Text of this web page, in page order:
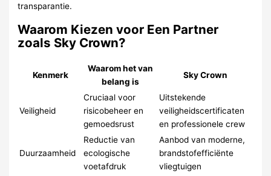
transparantie.
Waarom Kiezen voor Een Partner
zoals Sky Crown?
Kenmerk
Waarom het van
belang is
Sky Crown
Veiligheid
Cruciaal voor
risicobeheer en
gemoedsrust
Uitstekende
veiligheidscertificaten
en professionele crew
Duurzaamheid
Reductie van
ecologische
voetafdruk
Aanbod van moderne,
brandstofefficiënte
vliegtuigen